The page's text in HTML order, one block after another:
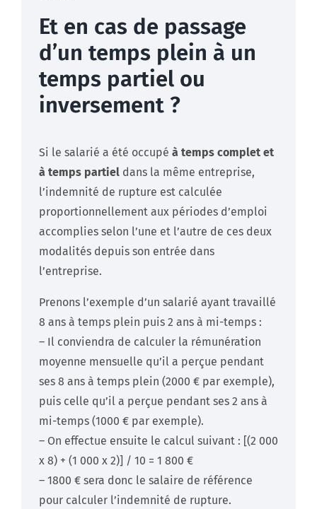
Et en cas de passage
d’un temps plein à un
temps partiel ou
inversement ?
Si le salarié a été occupé à temps complet et
à temps partiel dans la même entreprise,
l’indemnité de rupture est calculée
proportionnellement aux périodes d’emploi
accomplies selon l’une et l’autre de ces deux
modalités depuis son entrée dans
l’entreprise.
Prenons l’exemple d’un salarié ayant travaillé
8 ans à temps plein puis 2 ans à mi-temps :
– Il conviendra de calculer la rémunération
moyenne mensuelle qu’il a perçue pendant
ses 8 ans à temps plein (2000 € par exemple),
puis celle qu’il a perçue pendant ses 2 ans à
mi-temps (1000 € par exemple).
– On effectue ensuite le calcul suivant : [(2 000
x 8) + (1 000 x 2)] / 10 = 1 800 €
– 1800 € sera donc le salaire de référence
pour calculer l’indemnité de rupture.